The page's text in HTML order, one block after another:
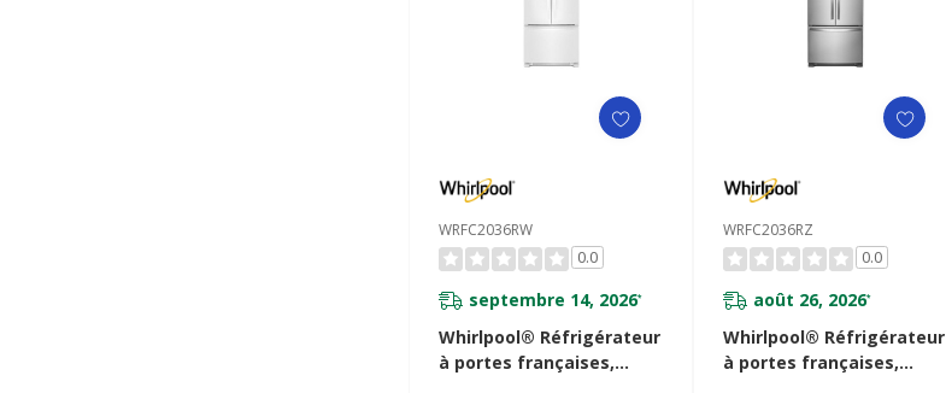
WRFC2036RW
0.0
septembre 14, 2026*
Whirlpool® Réfrigérateur
à portes françaises,
WRFC2036RZ
0.0
août 26, 2026*
Whirlpool® Réfrigérateur
à portes françaises,